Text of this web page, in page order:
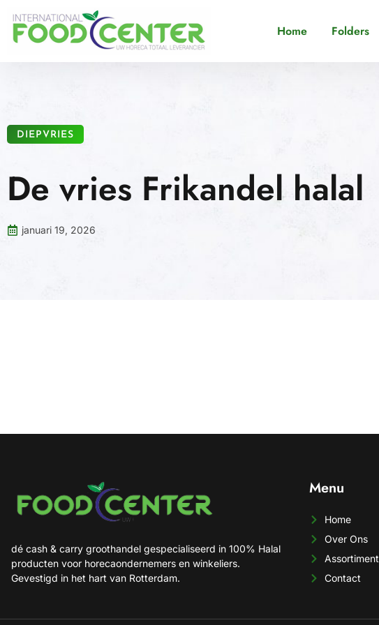
Home Folders
DIEPVRIES
De vries Frikandel halal
januari 19, 2026
dé cash & carry groothandel gespecialiseerd in 100% Halal
producten voor horecaondernemers en winkeliers.
Gevestigd in het hart van Rotterdam.
Menu
Home
Over Ons
Assortiment
Contact